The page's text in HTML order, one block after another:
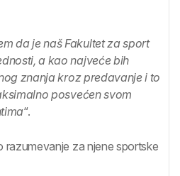
da je naš Fakultet za sport
a kao najveće bih
znanja kroz predavanje i to
posvećen svom
“.
razumevanje za njene sportske